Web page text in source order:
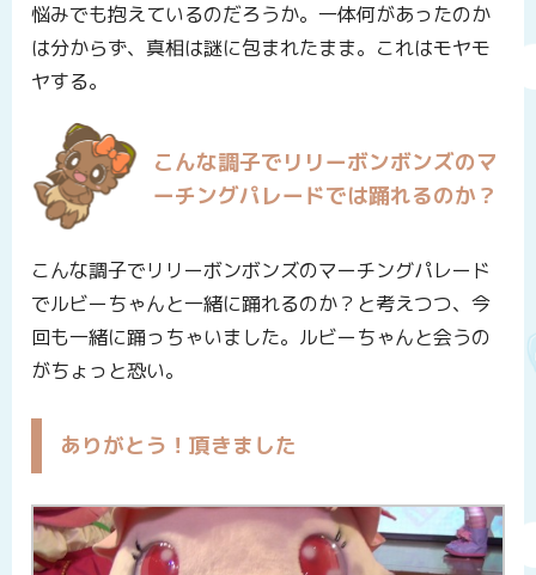
悩みでも抱えているのだろうか。一体何があったのか
は分からず、真相は謎に包まれたまま。これはモヤモ
ヤする。
こんな調子でリリーボンボンズのマ
ーチングパレードでは踊れるのか？
こんな調子でリリーボンボンズのマーチングパレード
でルビーちゃんと一緒に踊れるのか？と考えつつ、今
回も一緒に踊っちゃいました。ルビーちゃんと会うの
がちょっと恐い。
ありがとう！頂きました